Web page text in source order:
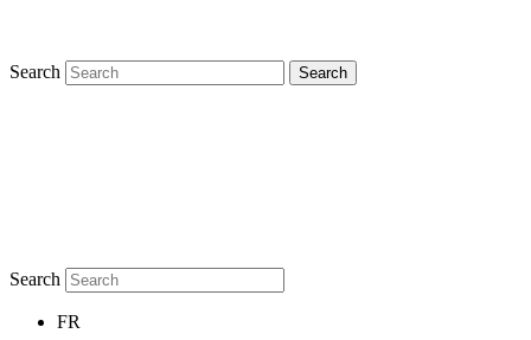
Search Search
Search
FR